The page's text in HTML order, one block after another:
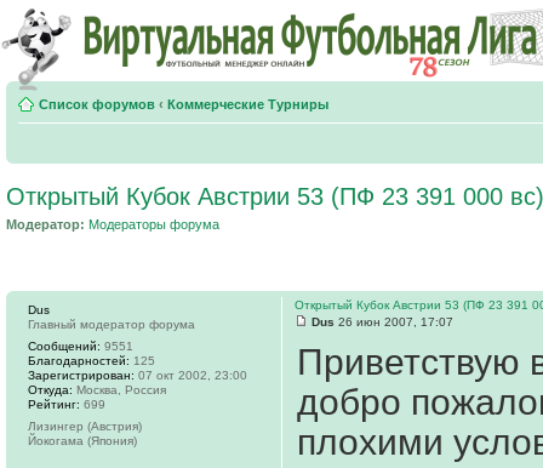
Список форумов ‹ Коммерческие Турниры
Открытый Кубок Австрии 53 (ПФ 23 391 000
Модератор: Модераторы форума
Открытый Кубок Австрии 53 (ПФ 23 391
Dus 26 июн 2007, 17:07
Приветствую
добро
плохими
Dus
Главный модератор форума
Сообщений: 9551
Благодарностей: 125
Зарегистрирован: 07 окт 2002, 23:00
Откуда: Москва, Россия
Рейтинг: 699
Лизингер (Австрия)
Йокогама (Япония)